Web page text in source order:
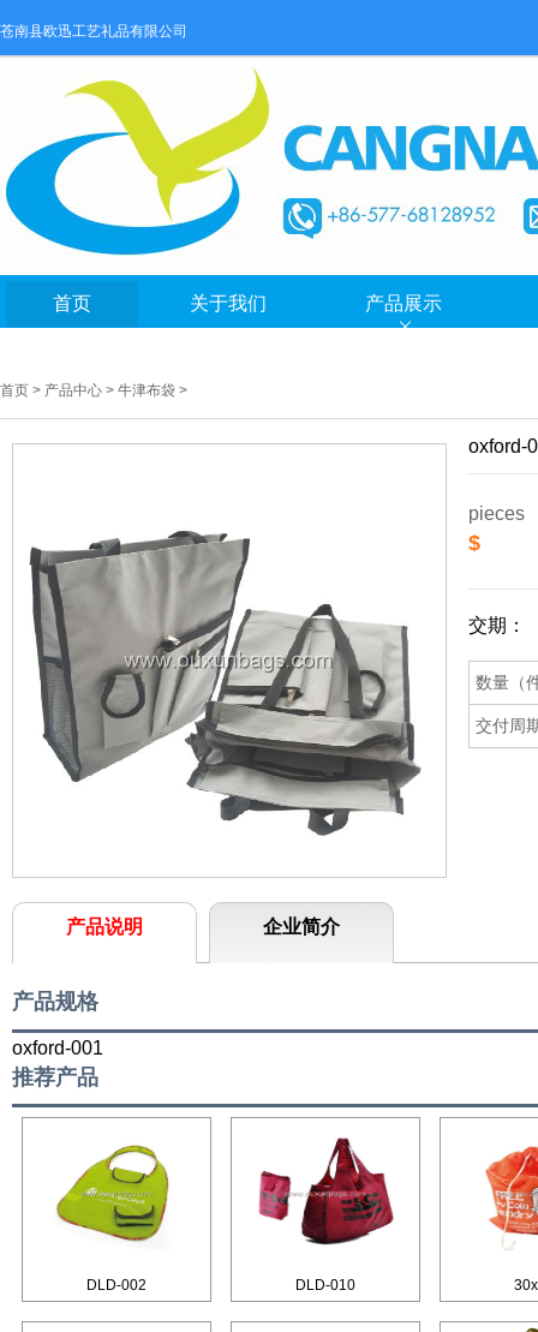
苍南县欧迅工艺礼品有限公司
首页 关于我们 产品展示
首页 > 产品中心 > 牛津布袋 >
oxford-
pieces
$
交期：
数量（
交付周
产品说明 企业简介
产品规格
oxford-001
推荐产品
DLD-002 DLD-010